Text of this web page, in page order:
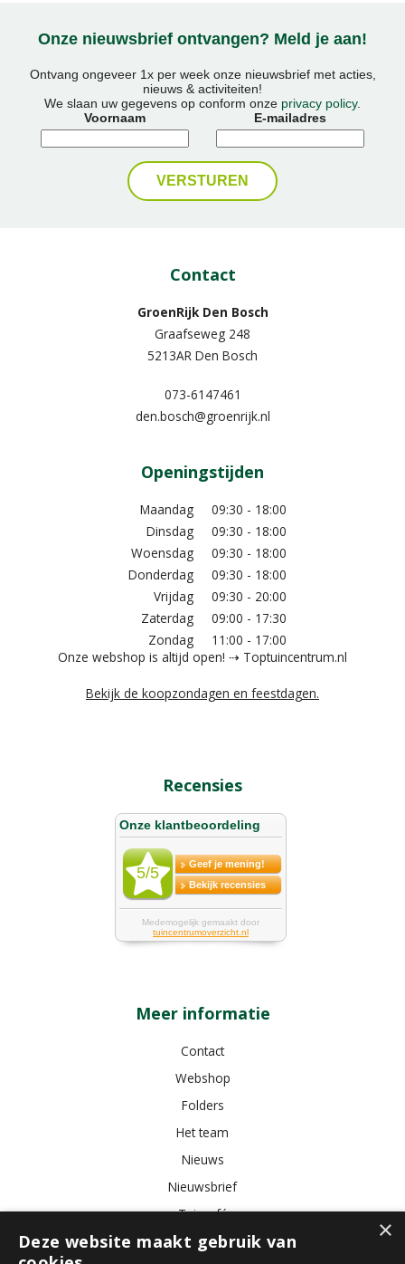
Onze nieuwsbrief ontvangen? Meld je aan!
Ontvang ongeveer 1x per week onze nieuwsbrief met acties,
nieuws & activiteiten!
We slaan uw gegevens op conform onze privacy policy.
Voornaam
E-mailadres
Contact
GroenRijk Den Bosch
Graafseweg 248
5213AR Den Bosch
073-6147461
den.bosch@groenrijk.nl
Openingstijden
Maandag
09:30 - 18:00
Dinsdag
09:30 - 18:00
Woensdag
09:30 - 18:00
Donderdag
09:30 - 18:00
Vrijdag
09:30 - 20:00
Zaterdag
09:00 - 17:30
Zondag
11:00 - 17:00
Onze webshop is altijd open! ⇢ Toptuincentrum.nl
Bekijk de koopzondagen en feestdagen.
Recensies
Meer informatie
Contact
Webshop
Folders
Het team
Nieuws
Nieuwsbrief
Tuincafé
Vacatures
×
Deze website maakt gebruik van